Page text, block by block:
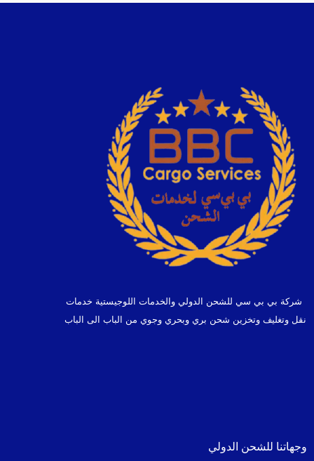
شركة بي بي سي للشحن الدولي والخدمات اللوجيستية خدمات
نقل وتغليف وتخزين شحن بري وبحري وجوي من الباب الى الباب
وجهاتنا للشحن الدولي